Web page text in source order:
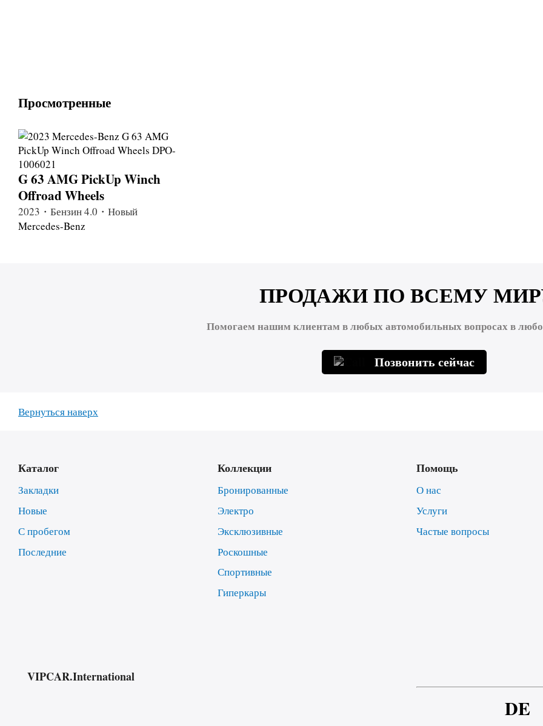
Просмотренные
G 63 AMG PickUp Winch
Offroad Wheels
2023・Бензин 4.0・Новый
Mercedes-Benz
ПРОДАЖИ ПО ВСЕМУ
Помогаем нашим клиентам в любых автомобильных вопросах в
Позвонить сейчас
Вернуться наверх
Каталог
Закладки
Новые
С пробегом
Последние
Коллекции
Бронированные
Электро
Эксклюзивные
Роскошные
Спортивные
Гиперкары
Помощь
О нас
Услуги
Частые вопросы
VIPCAR.International
DE